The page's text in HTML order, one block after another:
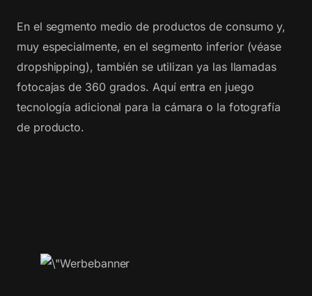
En el segmento medio de productos de consumo y,
muy especialmente, en el segmento inferior (véase
dropshipping), también se utilizan ya las llamadas
fotocajas de 360 grados. Aquí entra en juego
tecnología adicional para la cámara o la fotografía
de producto.